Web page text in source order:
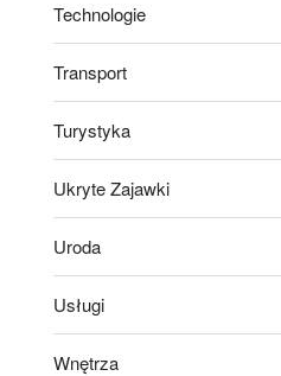
Technologie
Transport
Turystyka
Ukryte Zajawki
Uroda
Usługi
Wnętrza